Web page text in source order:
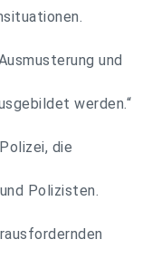
und
werden.“
die
Polizisten.